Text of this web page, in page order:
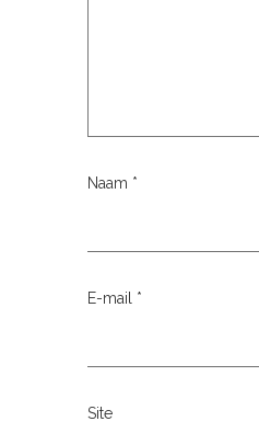
Naam *
E-mail *
Site